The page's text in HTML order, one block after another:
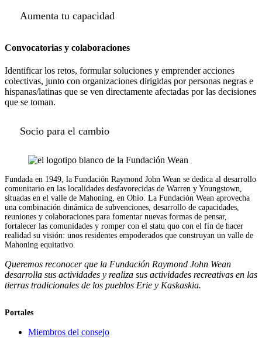
Aumenta tu capacidad
Convocatorias y colaboraciones
Identificar los retos, formular soluciones y emprender acciones
colectivas, junto con organizaciones dirigidas por personas negras e
hispanas/latinas que se ven directamente afectadas por las decisiones
que se toman.
Socio para el cambio
Fundada en 1949, la Fundación Raymond John Wean se dedica al desarrollo
comunitario en las localidades desfavorecidas de Warren y Youngstown,
situadas en el valle de Mahoning, en Ohio. La Fundación Wean aprovecha
una combinación dinámica de subvenciones, desarrollo de capacidades,
reuniones y colaboraciones para fomentar nuevas formas de pensar,
fortalecer las comunidades y romper con el statu quo con el fin de hacer
realidad su visión: unos residentes empoderados que construyan un valle de
Mahoning equitativo.
Queremos reconocer que la Fundación Raymond John Wean
desarrolla sus actividades y realiza sus actividades recreativas en las
tierras tradicionales de los pueblos Erie y Kaskaskia.
Portales
Miembros del consejo